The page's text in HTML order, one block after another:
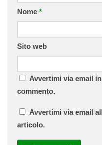
Nome *
Sito web
Avvertimi via email
commento.
Avvertimi via email
articolo.